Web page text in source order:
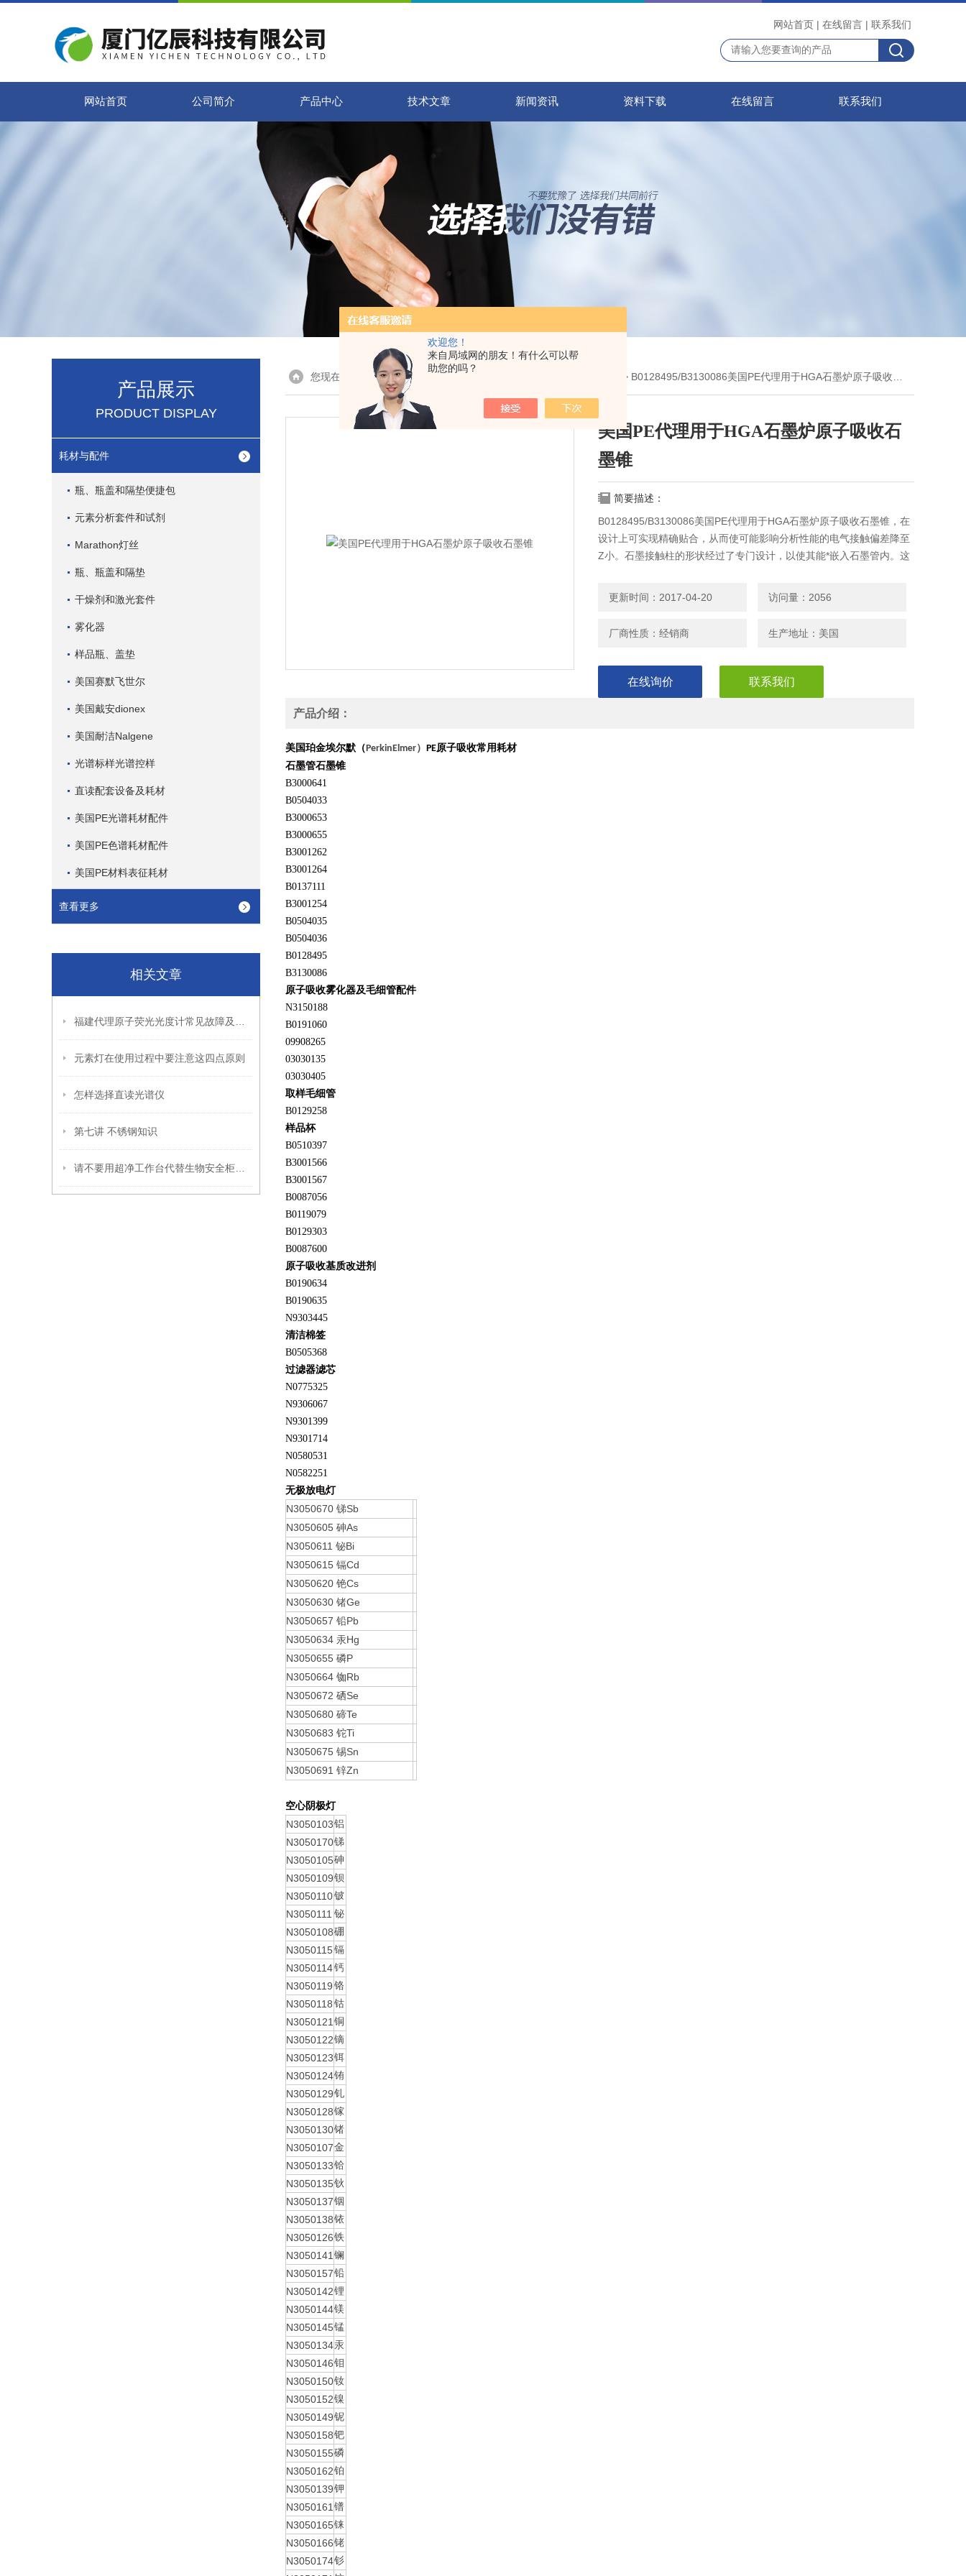
欢迎您！
来自局域网的朋友！有什么可以帮
助您的吗？
网站首页 | 在线留言 | 联系我们
网站首页 公司简介 产品中心 技术文章 新闻资讯 资料下载 在线留言 联系我们
产品展示
PRODUCT DISPLAY
耗材与配件
瓶、瓶盖和隔垫便捷包
元素分析套件和试剂
Marathon灯丝
瓶、瓶盖和隔垫
干燥剂和激光套件
雾化器
样品瓶、盖垫
美国赛默飞世尔
美国戴安dionex
美国耐洁Nalgene
光谱标样光谱控样
直读配套设备及耗材
美国PE光谱耗材配件
美国PE色谱耗材配件
美国PE材料表征耗材
查看更多
相关文章
元素灯在使用过程中要注意这四点原则
怎样选择直读光谱仪
第七讲 不锈钢知识
您现在的位置：首页> 产品展示 > 耗材与配件 > B0128495/B3130086美国PE代理用于HGA石墨炉原子吸收石墨锥
美国PE代理用于HGA石墨炉原子吸收石
墨锥
简要描述：
B0128495/B3130086美国PE代理用于HGA石墨炉原子吸收石墨锥，在
设计上可实现精确贴合，从而使可能影响分析性能的电气接触偏差降至
Z小。石墨接触柱的形状经过了专门设计，以使其能*嵌入石墨管内。这
石墨管持久耐用。
更新时间：2017-04-20 访问量：2056
厂商性质：经销商 生产地址：美国
在线询价 联系我们
产品介绍：
美国珀金埃尔默（PerkinElmer） PE原子吸收常用耗材
石墨管石墨锥
B3000641
B0504033
B3000653
B3000655
B3001262
B3001264
B0137111
B3001254
B0504035
B0504036
B0128495
B3130086
原子吸收雾化器及毛细管配件
N3150188
B0191060
09908265
03030135
03030405
取样毛细管
B0129258
样品杯
B0510397
B3001566
B3001567
B0087056
B0119079
B0129303
B0087600
原子吸收基质改进剂
B0190634
B0190635
N9303445
清洁棉签
B0505368
过滤器滤芯
N0775325
N9306067
N9301399
N9301714
N0580531
N0582251
无极放电灯
N3050670 锑Sb
N3050605 砷As
N3050611 铋Bi
N3050615 镉Cd
N3050620 铯Cs
N3050630 锗Ge
N3050657 铅Pb
N3050634 汞Hg
N3050655 磷P
N3050664 铷Rb
N3050672 硒Se
N3050680 碲Te
N3050683 铊Ti
N3050675 锡Sn
N3050691 锌Zn
空心阴极灯
N3050103铝
N3050170锑
N3050105砷
N3050109钡
N3050110铍
N3050111 铋
N3050108硼
N3050115镉
N3050114钙
N3050119 铬
N3050118 钴
N3050121 铜
N3050122镝
N3050123铒
N3050124铕
N3050129钆
N3050128镓
N3050130锗
N3050107金
N3050133铪
N3050135钬
N3050137铟
N3050138铱
N3050126铁
N3050141 镧
N3050157铅
N3050142锂
N3050144镁
N3050145锰
N3050134汞
N3050146钼
N3050150钕
N3050152镍
N3050149铌
N3050158钯
N3050155磷
N3050162铂
N3050139钾
N3050161 镨
N3050165铼
N3050166铑
N3050174钐